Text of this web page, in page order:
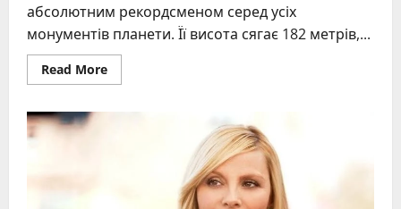
абсолютним рекордсменом серед усіх
монументів планети. Її висота сягає 182 метрів,...
Read MoreRead
more